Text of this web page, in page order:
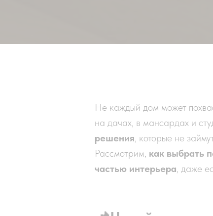
Не каждый дом может
на дачах, в мансардах и
решения, которые не
Рассмотрим, как выбрать
частью интерьера, даже